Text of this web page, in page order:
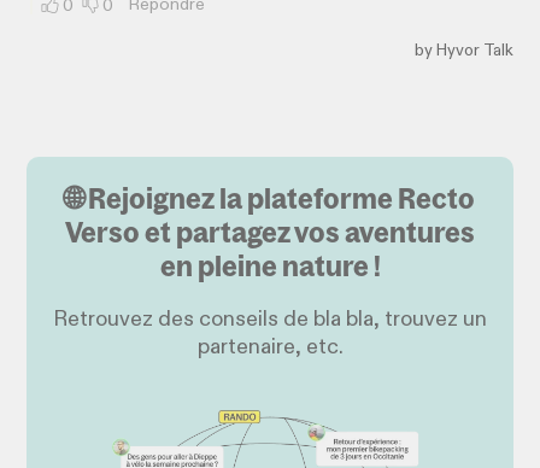
🌐 Rejoignez la plateforme Recto
Verso et partagez vos aventures
en pleine nature !
Retrouvez des conseils de bla bla, trouvez un
partenaire, etc.